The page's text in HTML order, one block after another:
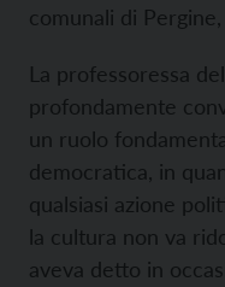
comunali di
La professoressa
profondamente
un ruolo
democratica, in
qualsiasi azione
la cultura non va
aveva detto in